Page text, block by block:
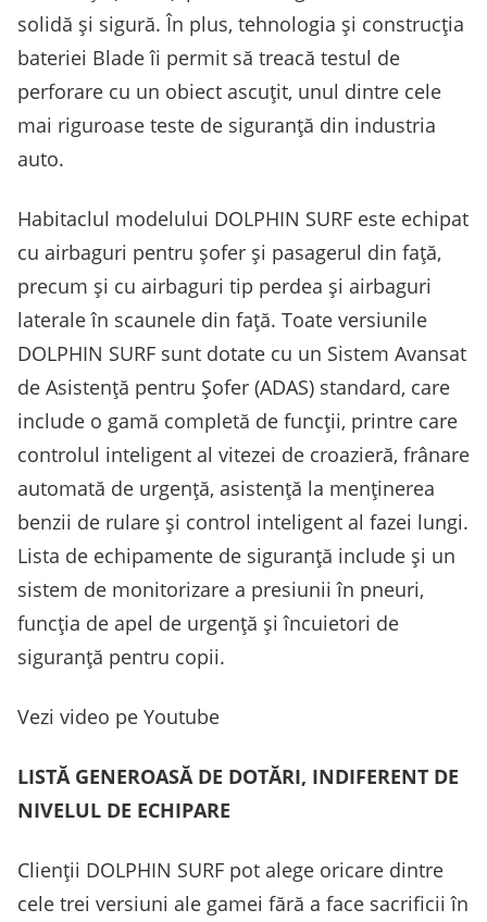
solidă și sigură. În plus, tehnologia și construcția
bateriei Blade îi permit să treacă testul de
perforare cu un obiect ascuțit, unul dintre cele
mai riguroase teste de siguranță din industria
auto.
Habitaclul modelului DOLPHIN SURF este echipat
cu airbaguri pentru șofer și pasagerul din față,
precum și cu airbaguri tip perdea și airbaguri
laterale în scaunele din față. Toate versiunile
DOLPHIN SURF sunt dotate cu un Sistem Avansat
de Asistență pentru Șofer (ADAS) standard, care
include o gamă completă de funcții, printre care
controlul inteligent al vitezei de croazieră, frânare
automată de urgență, asistență la menținerea
benzii de rulare și control inteligent al fazei lungi.
Lista de echipamente de siguranță include și un
sistem de monitorizare a presiunii în pneuri,
funcția de apel de urgență și încuietori de
siguranță pentru copii.
Vezi video pe Youtube
LISTĂ GENEROASĂ DE DOTĂRI, INDIFERENT DE
NIVELUL DE ECHIPARE
Clienții DOLPHIN SURF pot alege oricare dintre
cele trei versiuni ale gamei fără a face sacrificii în